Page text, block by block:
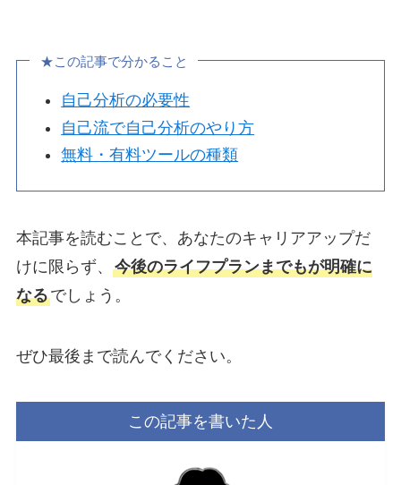
★この記事で分かること
自己分析の必要性
自己流で自己分析のやり方
無料・有料ツールの種類
本記事を読むことで、あなたのキャリアアップだ
けに限らず、 今後のライフプランまでもが明確に
なるでしょう。
ぜひ最後まで読んでください。
この記事を書いた人